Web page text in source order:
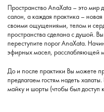
Пространство АnaXata – это мир
салон, а каждая практика –
своими ощущениями, телом и
пространства сделана с душой.
переступите порог AnaXata.
эфирных масел, расслабляющей
До и после практики Вы можете
предлагаем гостям надеть
майку и шорты (чтобы был доступ